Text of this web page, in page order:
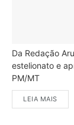
Da Redação
estelionato e
PM/MT
LEIA MAIS